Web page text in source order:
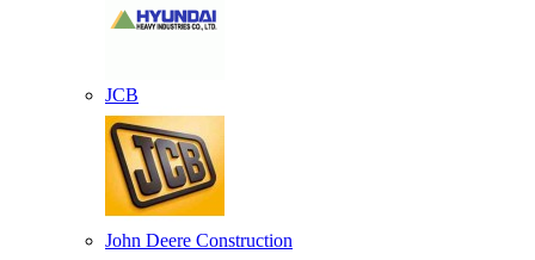
JCB
John Deere Construction